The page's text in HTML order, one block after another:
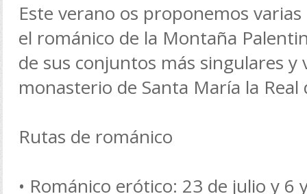
Este verano os proponemos
el románico de la Montaña
de sus conjuntos más singulares y
monasterio de Santa María la
Rutas de románico
• Románico erótico: 23 de julio y 6